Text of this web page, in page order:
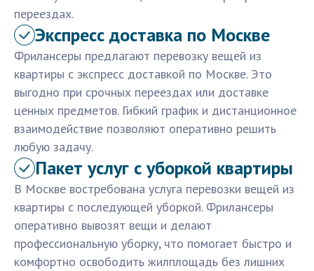
переездах.
Экспресс доставка по Москве
Фрилансеры предлагают перевозку вещей из
квартиры с экспресс доставкой по Москве. Это
выгодно при срочных переездах или доставке
ценных предметов. Гибкий график и дистанционное
взаимодействие позволяют оперативно решить
любую задачу.
Пакет услуг с уборкой квартиры
В Москве востребована услуга перевозки вещей из
квартиры с последующей уборкой. Фрилансеры
оперативно вывозят вещи и делают
профессиональную уборку, что помогает быстро и
комфортно освободить жилплощадь без лишних